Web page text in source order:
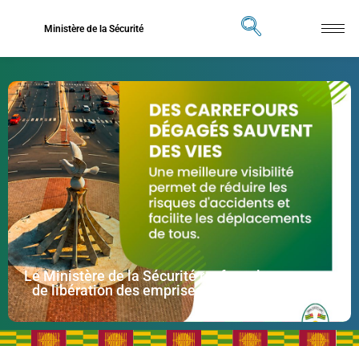
Ministère de la Sécurité
Le Ministère de la Sécurité renforce les mesures
de libération des emprises de la voie publique